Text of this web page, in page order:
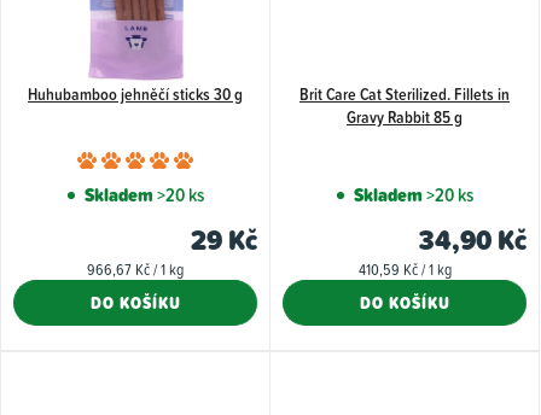
Huhubamboo jehněčí sticks 30 g
Průměrné
hodnocení
je
5,0
Skladem>20 ks
29 Kč
Měrná
966,67 Kč / 1 kg
DO KOŠÍKU
Brit Care Cat Sterilized. Fillets in
Gravy Rabbit 85 g
Skladem>20 ks
34,90 Kč
Měrná
410,59 Kč / 1 kg
DO KOŠÍKU